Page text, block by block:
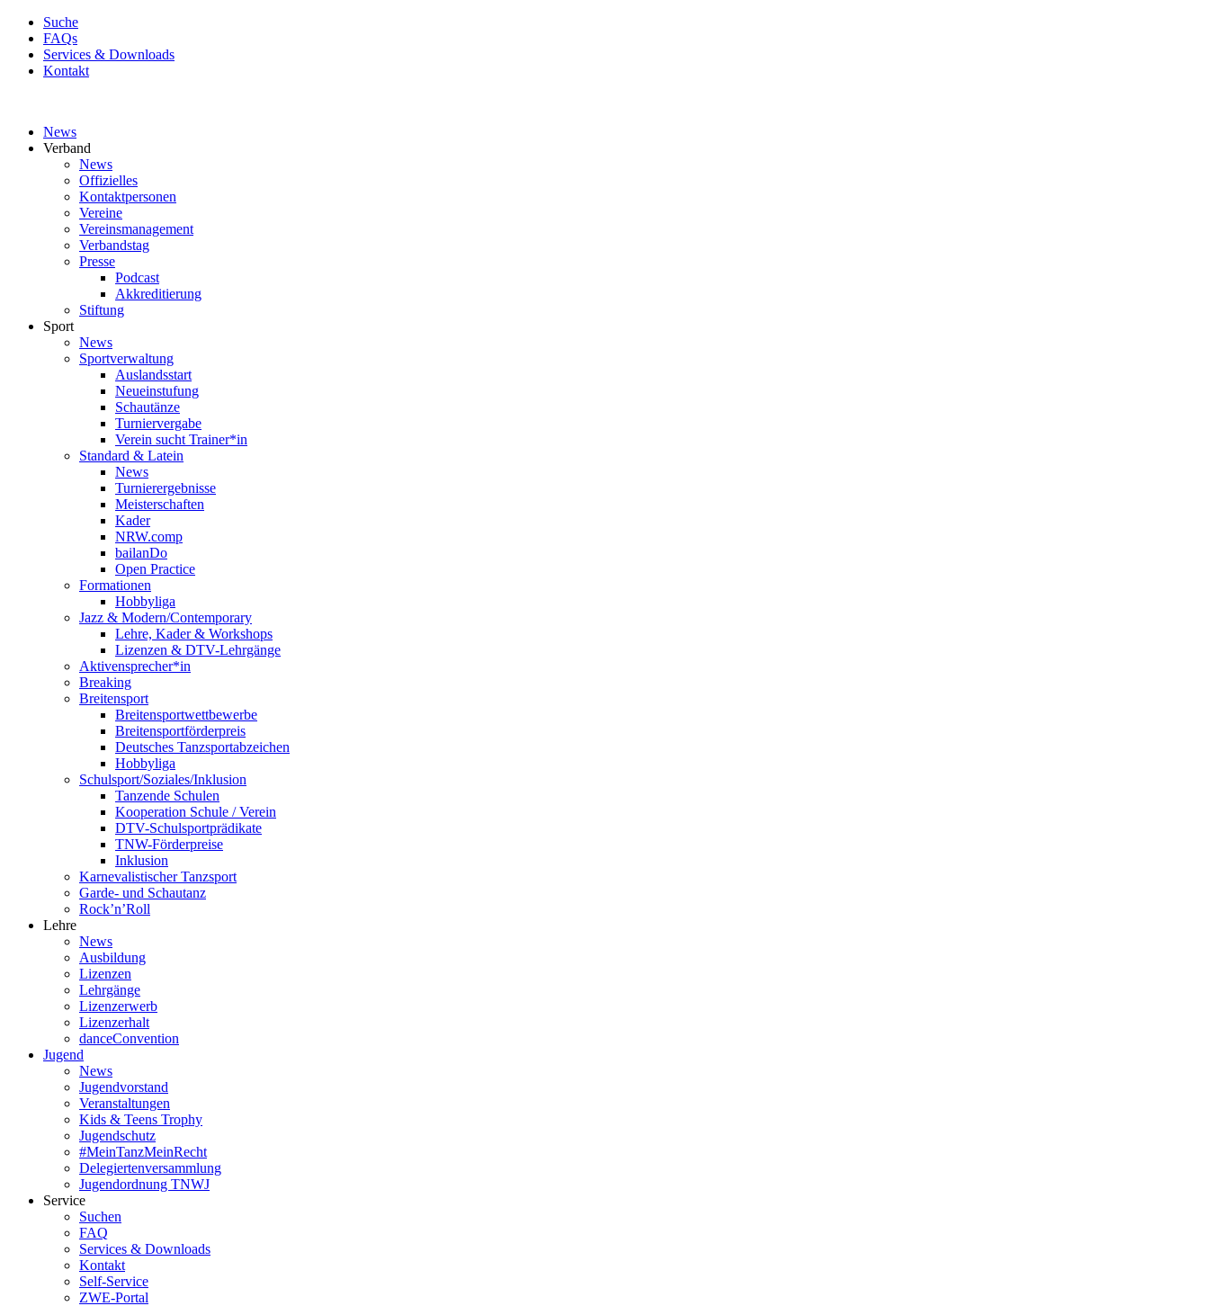
Suche
FAQs
Services & Downloads
Kontakt
News
Verband
News
Offizielles
Kontaktpersonen
Vereine
Vereinsmanagement
Verbandstag
Presse
Podcast
Akkreditierung
Stiftung
Sport
News
Sportverwaltung
Auslandsstart
Neueinstufung
Schautänze
Turniervergabe
Verein sucht Trainer*in
Standard & Latein
News
Turnierergebnisse
Meisterschaften
Kader
NRW.comp
bailanDo
Open Practice
Formationen
Hobbyliga
Jazz & Modern/Contemporary
Lehre, Kader & Workshops
Lizenzen & DTV-Lehrgänge
Aktivensprecher*in
Breaking
Breitensport
Breitensportwettbewerbe
Breitensportförderpreis
Deutsches Tanzsportabzeichen
Hobbyliga
Schulsport/Soziales/Inklusion
Tanzende Schulen
Kooperation Schule / Verein
DTV-Schulsportprädikate
TNW-Förderpreise
Inklusion
Karnevalistischer Tanzsport
Garde- und Schautanz
Rock’n’Roll
Lehre
News
Ausbildung
Lizenzen
Lehrgänge
Lizenzerwerb
Lizenzerhalt
danceConvention
Jugend
News
Jugendvorstand
Veranstaltungen
Kids & Teens Trophy
Jugendschutz
#MeinTanzMeinRecht
Delegiertenversammlung
Jugendordnung TNWJ
Service
Suchen
FAQ
Services & Downloads
Kontakt
Self-Service
ZWE-Portal